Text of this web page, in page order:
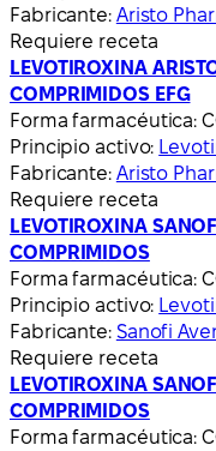
Fabricante: Aristo
Requiere receta
LEVOTIROXINA
COMPRIMIDOS EFG
Forma farmacéutica:
Principio activo:
Fabricante: Aristo
Requiere receta
LEVOTIROXINA
COMPRIMIDOS
Forma farmacéutica:
Principio activo:
Fabricante: Sanofi
Requiere receta
LEVOTIROXINA
COMPRIMIDOS
Forma farmacéutica: